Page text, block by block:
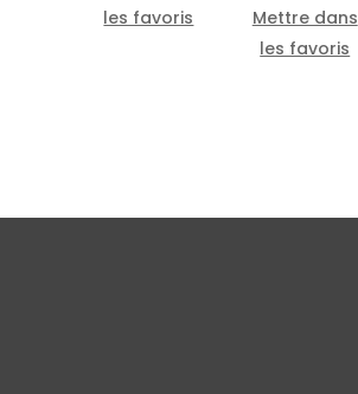
les favoris
Mettre dans
les favoris